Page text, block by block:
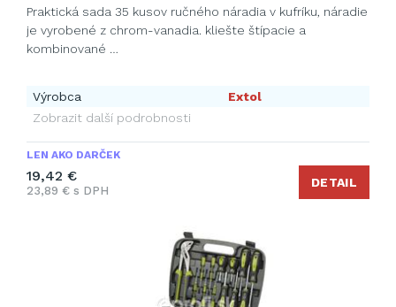
Praktická sada 35 kusov ručného náradia v kufríku, náradie
je vyrobené z chrom-vanadia. kliešte štípacie a
kombinované …
Výrobca
Extol
Zobrazit další podrobnosti
LEN AKO DARČEK
19,42 €
23,89 € s DPH
DETAIL